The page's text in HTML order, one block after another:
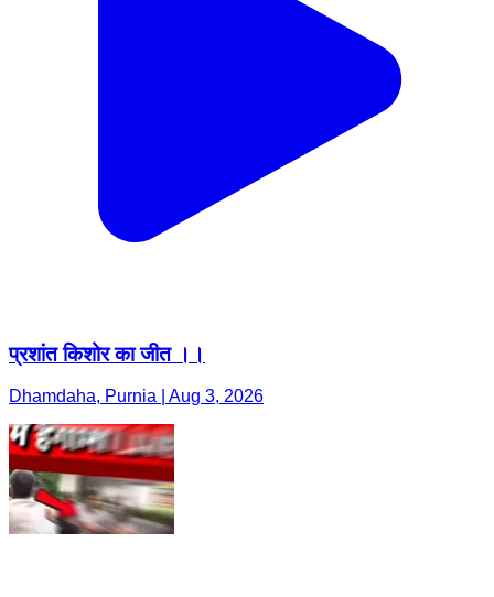
प्रशांत किशोर का जीत ।।
Dhamdaha, Purnia | Aug 3, 2026